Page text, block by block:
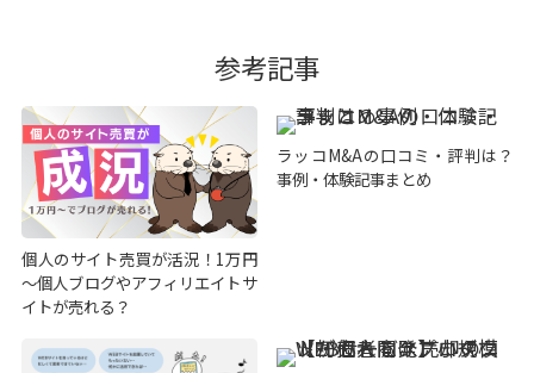
参考記事
個人のサイト売買が活況！1万円
～個人ブログやアフィリエイトサ
イトが売れる？
ラッコM&Aの口コミ・評判は？
事例・体験記事まとめ